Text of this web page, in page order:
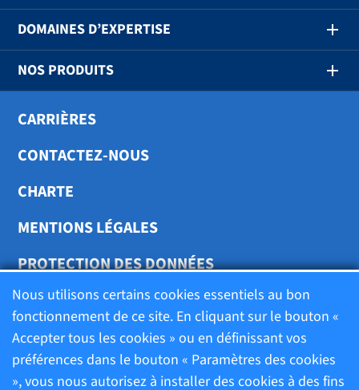
DOMAINES D’EXPERTISE
NOS PRODUITS
CARRIÈRES
CONTACTEZ-NOUS
CHARTE
MENTIONS LÉGALES
PROTECTION DES DONNÉES
TRANSPARENCE
Charte
Nous utilisons certains cookies essentiels au bon
fonctionnement de ce site. En cliquant sur le bouton «
Accepter tous les cookies » ou en définissant vos
préférences dans le bouton « Paramètres des cookies
», vous nous autorisez à installer des cookies à des fins